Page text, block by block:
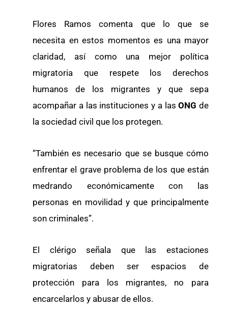
Flores Ramos comenta que lo que se
necesita en estos momentos es una mayor
claridad, así como una mejor política
migratoria que respete los derechos
humanos de los migrantes y que sepa
acompañar a las instituciones y a lasONG de
la sociedad civil que los protegen.
“También es necesario que se busque cómo
enfrentar el grave problema de los que están
medrando económicamente con las
personas en movilidad y que principalmente
son criminales”.
El clérigo señala que las estaciones
migratorias deben ser espacios de
protección para los migrantes, no para
encarcelarlos y abusar de ellos.